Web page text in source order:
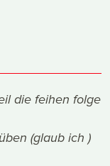
die feihen folge
(glaub ich )